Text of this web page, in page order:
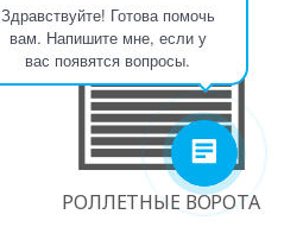
Здравствуйте! Готова помочь
вам. Напишите мне, если у
вас появятся вопросы.